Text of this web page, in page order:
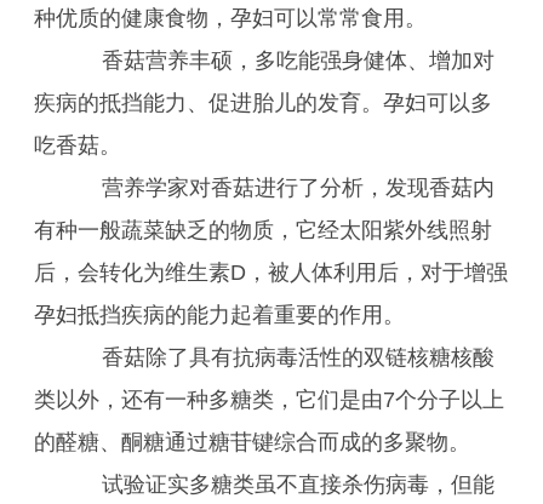
种优质的健康食物，孕妇可以常常食用。
香菇营养丰硕，多吃能强身健体、增加对
疾病的抵挡能力、促进胎儿的发育。孕妇可以多
吃香菇。
营养学家对香菇进行了分析，发现香菇内
有种一般蔬菜缺乏的物质，它经太阳紫外线照射
后，会转化为维生素D，被人体利用后，对于增强
孕妇抵挡疾病的能力起着重要的作用。
香菇除了具有抗病毒活性的双链核糖核酸
类以外，还有一种多糖类，它们是由7个分子以上
的醛糖、酮糖通过糖苷键综合而成的多聚物。
试验证实多糖类虽不直接杀伤病毒，但能